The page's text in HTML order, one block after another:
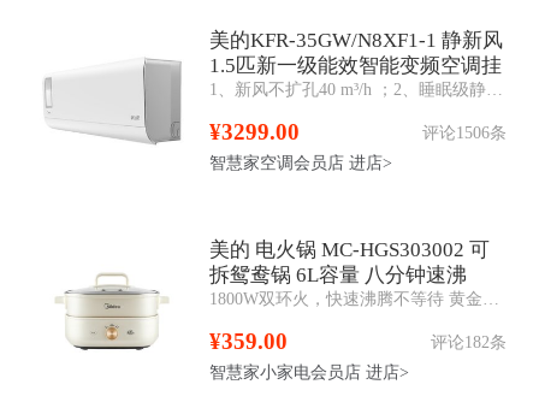
美的KFR-35GW/N8XF1-1 静新风
1.5匹新一级能效智能变频空调挂
机
¥3299.00
评论1506条
智慧家空调会员店 进店>
美的 电火锅 MC-HGS303002 可
拆鸳鸯锅 6L容量 八分钟速沸
¥359.00
评论182条
智慧家小家电会员店 进店>